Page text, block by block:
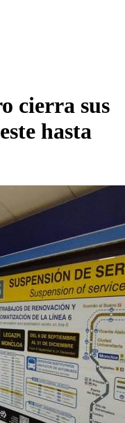
cierra sus
hasta